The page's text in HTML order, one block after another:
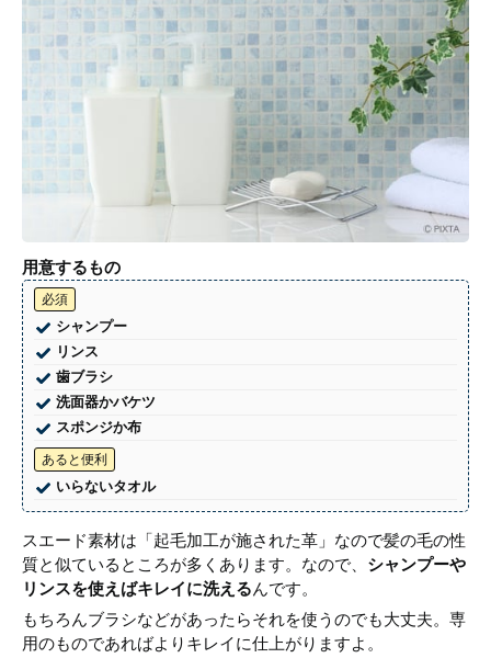
用意するもの
必須
シャンプー
リンス
歯ブラシ
洗面器かバケツ
スポンジか布
あると便利
いらないタオル
スエード素材は「起毛加工が施された革」なので髪の毛の性
質と似ているところが多くあります。なので、 シャンプーや
リンスを使えばキレイに洗えるんです。
もちろんブラシなどがあったらそれを使うのでも大丈夫。専
用のものであればよりキレイに仕上がりますよ。